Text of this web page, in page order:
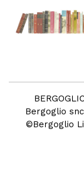
Bergoglio snc
©Bergoglio